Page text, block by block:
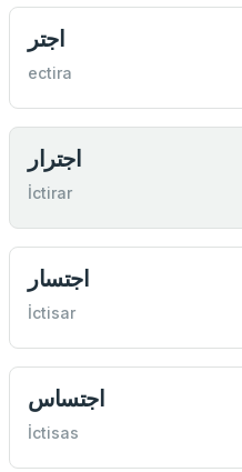
اجتر
ectira
اجترار
İctirar
اجتسار
İctisar
اجتساس
İctisas